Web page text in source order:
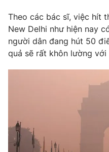
® Cấm sao chép dưới mọi
thuận bằng văn bản. Ghi rõ
thông tin từ website này.
Theo các bác sĩ, việc hít
New Delhi như hiện nay
người dân đang hút 50
quả sẽ rất khôn lường với